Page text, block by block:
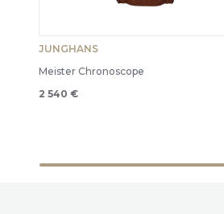
JUNGHANS
Meister Chronoscope
2 540 €